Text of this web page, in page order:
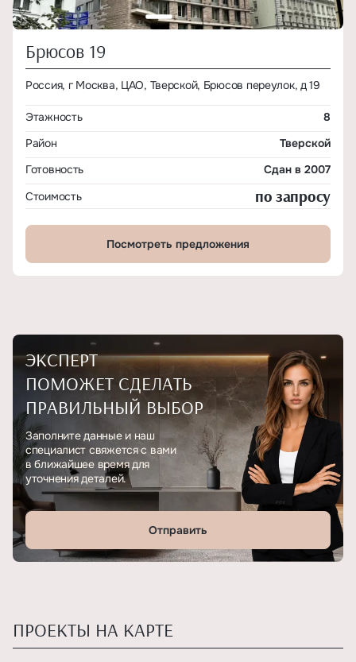
Брюсов 19
Россия, г Москва, ЦАО, Тверской, Брюсов переулок, д 19
Этажность
8
Район
Тверской
Готовность
Сдан в 2007
Стоимость
по запросу
Посмотреть предложения
ЭКСПЕРТ
ПОМОЖЕТ СДЕЛАТЬ
ПРАВИЛЬНЫЙ ВЫБОР
Заполните данные и наш
специалист свяжется с вами
в ближайшее время для
уточнения деталей.
Отправить
ПРОЕКТЫ НА КАРТЕ